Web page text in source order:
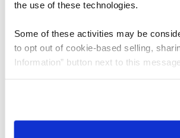
the use of these technologies.
Some of these activities may be
to opt out of cookie-based selling,
Information” button next to this
need to be set again.